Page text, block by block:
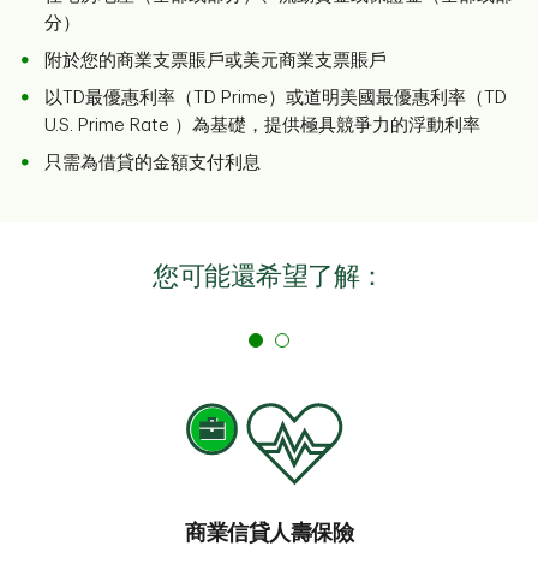
分）
附於您的商業支票賬戶或美元商業支票賬戶
以TD最優惠利率（TD Prime）或道明美國最優惠利率（TD
U.S. Prime Rate ）為基礎，提供極具競爭力的浮動利率
只需為借貸的金額支付利息
您可能還希望了解：
商業信貸人壽保險